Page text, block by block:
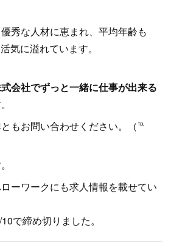
秀な人材に恵まれ、平均年齢も
気に溢れています。
式会社でずっと一緒に仕事が出来る
もお問い合わせください。（℡
ーワークにも求人情報を載せてい
で締め切りました。